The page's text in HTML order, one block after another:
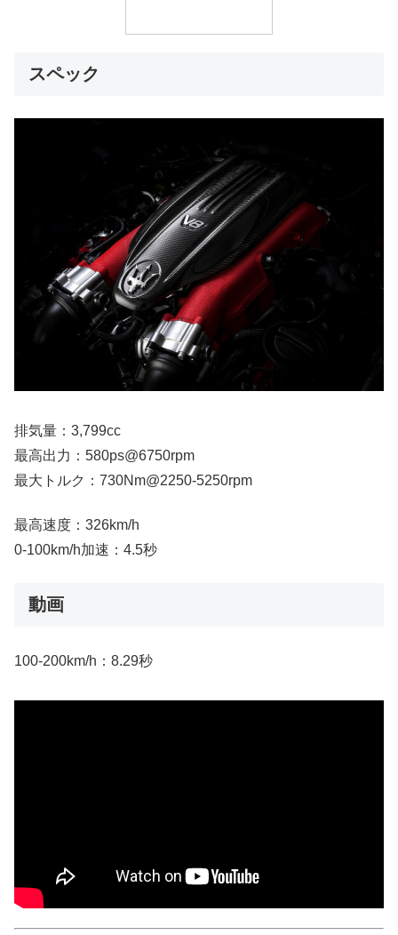
スペック
排気量：3,799cc
最高出力：580ps@6750rpm
最大トルク：730Nm@2250-5250rpm
最高速度：326km/h
0-100km/h加速：4.5秒
動画
100-200km/h：8.29秒